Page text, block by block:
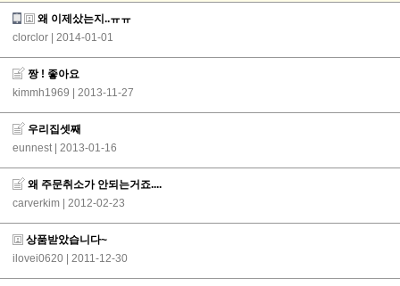
왜 이제샀는지..ㅠㅠ
clorclor
| 2014-01-01
짱 ! 좋아요
kimmh1969
| 2013-11-27
우리집셋째
eunnest | 2013-01-16
왜 주문취소가 안되는거죠....
carverkim
| 2012-02-23
상품받았습니다~
ilovei0620
| 2011-12-30